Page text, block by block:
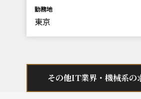
勤務地
東京
その他IT業界・機械系の